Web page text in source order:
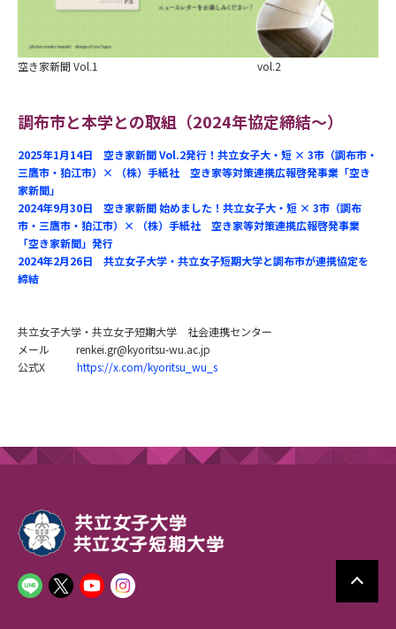
空き家新聞 Vol.1 vol.2
調布市と本学との取組（2024年協定締結～）
2025年1月14日
空き家新聞 Vol.2発行！共立女子大・短 × 3市（調布市・
三鷹市・狛江市）× （株）手紙社 空き家等対策連携広報啓発事業「空き
家新聞」
2024年9月30日 空き家新聞 始めました！共立女子大・短 × 3市（調布
市・三鷹市・狛江市）× （株）手紙社 空き家等対策連携広報啓発事業
「空き家新聞」発行
2024年2月26日 共立女子大学・共立女子短期大学と調布市が連携協定を
締結
共立女子大学・共立女子短期大学 社会連携センター
メール renkei.gr@kyoritsu-wu.ac.jp
公式X https://x.com/kyoritsu_wu_s